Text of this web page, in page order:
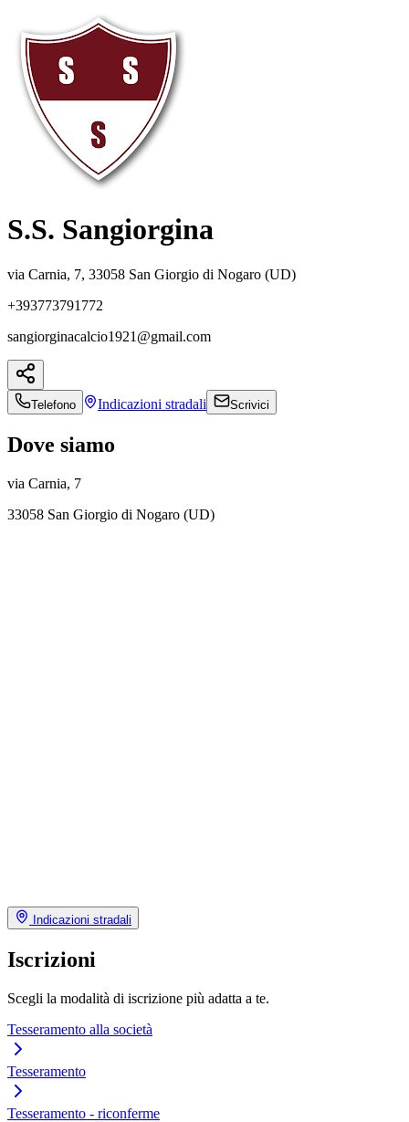
S.S. Sangiorgina
via Carnia, 7, 33058 San Giorgio di Nogaro (UD)
+393773791772
sangiorginacalcio1921@gmail.com
Telefono Indicazioni stradali Scrivici
Dove siamo
via Carnia, 7
33058 San Giorgio di Nogaro (UD)
Indicazioni stradali
Iscrizioni
Scegli la modalità di iscrizione più adatta a te.
Tesseramento alla società
Tesseramento
Tesseramento - riconferme